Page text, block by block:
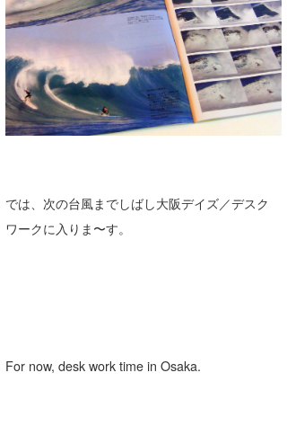
では、次の台風までしばし大阪デイズ／デスク
ワークに入りま〜す。
For now, desk work time in Osaka.